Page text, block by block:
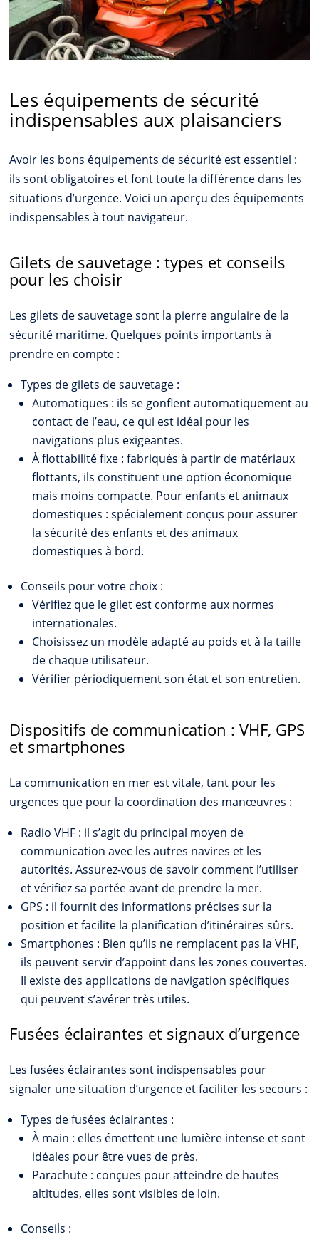
Les équipements de sécurité
indispensables aux plaisanciers
Avoir les bons équipements de sécurité est essentiel :
ils sont obligatoires et font toute la différence dans les
situations d’urgence. Voici un aperçu des équipements
indispensables à tout navigateur.
Gilets de sauvetage : types et conseils
pour les choisir
Les gilets de sauvetage sont la pierre angulaire de la
sécurité maritime. Quelques points importants à
prendre en compte :
Types de gilets de sauvetage :
Automatiques : ils se gonflent automatiquement au
contact de l’eau, ce qui est idéal pour les
navigations plus exigeantes.
À flottabilité fixe : fabriqués à partir de matériaux
flottants, ils constituent une option économique
mais moins compacte. Pour enfants et animaux
domestiques : spécialement conçus pour assurer
la sécurité des enfants et des animaux
domestiques à bord.
Conseils pour votre choix :
Vérifiez que le gilet est conforme aux normes
internationales.
Choisissez un modèle adapté au poids et à la taille
de chaque utilisateur.
Vérifier périodiquement son état et son entretien.
Dispositifs de communication : VHF, GPS
et smartphones
La communication en mer est vitale, tant pour les
urgences que pour la coordination des manœuvres :
Radio VHF : il s’agit du principal moyen de
communication avec les autres navires et les
autorités. Assurez-vous de savoir comment l’utiliser
et vérifiez sa portée avant de prendre la mer.
GPS : il fournit des informations précises sur la
position et facilite la planification d’itinéraires sûrs.
Smartphones : Bien qu’ils ne remplacent pas la VHF,
ils peuvent servir d’appoint dans les zones couvertes.
Il existe des applications de navigation spécifiques
qui peuvent s’avérer très utiles.
Fusées éclairantes et signaux d’urgence
Les fusées éclairantes sont indispensables pour
signaler une situation d’urgence et faciliter les secours :
Types de fusées éclairantes :
À main : elles émettent une lumière intense et sont
idéales pour être vues de près.
Parachute : conçues pour atteindre de hautes
altitudes, elles sont visibles de loin.
Conseils :